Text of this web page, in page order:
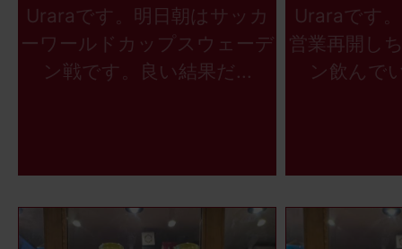
Uraraです。明日朝はサッカ
ーワールドカップスウェーデ
ン戦です。良い結果だ...
Uraraです
営業再開し
ン飲んで